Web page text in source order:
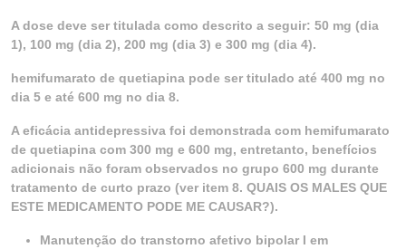
A dose deve ser titulada como descrito a seguir: 50 mg (dia
1), 100 mg (dia 2), 200 mg (dia 3) e 300 mg (dia 4).
hemifumarato de quetiapina pode ser titulado até 400 mg no
dia 5 e até 600 mg no dia 8.
A eficácia antidepressiva foi demonstrada com hemifumarato
de quetiapina com 300 mg e 600 mg, entretanto, benefícios
adicionais não foram observados no grupo 600 mg durante
tratamento de curto prazo (ver item 8. QUAIS OS MALES QUE
ESTE MEDICAMENTO PODE ME CAUSAR?).
Manutenção do transtorno afetivo bipolar I em